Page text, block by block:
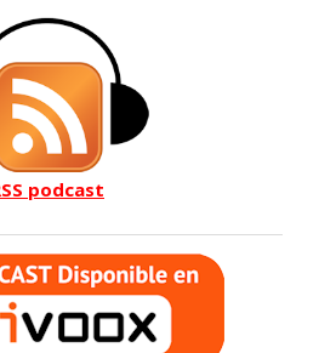
podcast